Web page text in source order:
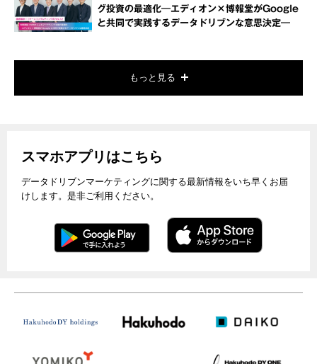
グ投資の最適化―エディオン×博報堂がGoogle
と共同で実践するデータドリブンな意思決定―
もっと見る
スマホアプリはこちら
データドリブンマーケティングに関する最新情報をいち早くお届
けします。是非ご利用ください。